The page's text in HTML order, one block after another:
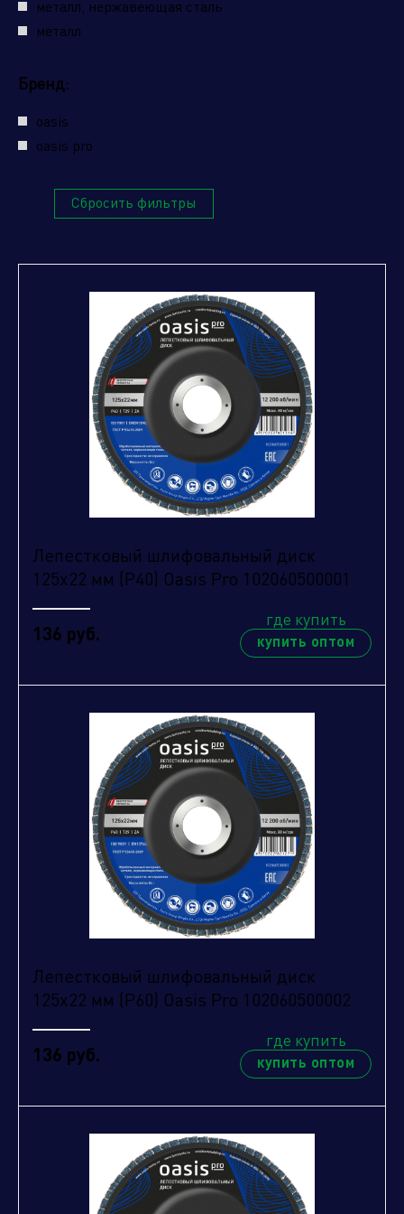
металл, нержавеющая сталь
металл
Бренд:
oasis
oasis pro
Сбросить фильтры
Лепестковый шлифовальный диск
125х22 мм (P40) Oasis Pro 102060500001
136 руб.
где купить
купить оптом
Лепестковый шлифовальный диск
125х22 мм (P60) Oasis Pro 102060500002
136 руб.
где купить
купить оптом